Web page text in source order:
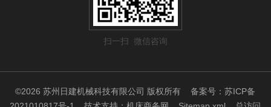
扫一扫 微信咨询
©2026 苏州日建机械科技有限公司 版权所有备案号：苏ICP备